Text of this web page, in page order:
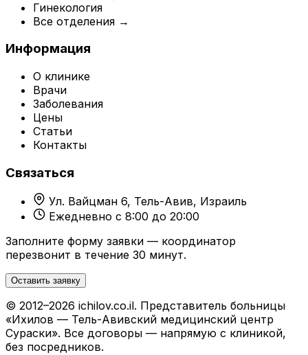
Гинекология
Все отделения →
Информация
О клинике
Врачи
Заболевания
Цены
Статьи
Контакты
Связаться
Ул. Вайцман 6, Тель-Авив, Израиль
Ежедневно с 8:00 до 20:00
Заполните форму заявки — координатор
перезвонит в течение 30 минут.
Оставить заявку
© 2012–2026 ichilov.co.il. Представитель больницы
«Ихилов — Тель-Авивский медицинский центр
Сураски». Все договоры — напрямую с клиникой,
без посредников.